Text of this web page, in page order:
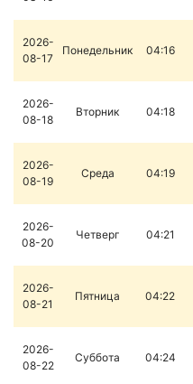
2026-
08-17
Понедельник 04:16
2026-
08-18
Вторник 04:18
2026-
08-19
Среда 04:19
2026-
08-20
Четверг 04:21
2026-
08-21
Пятница 04:22
2026-
08-22
Суббота 04:24